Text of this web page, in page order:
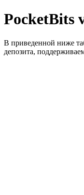
PocketBits
В приведенной ниже
депозита,